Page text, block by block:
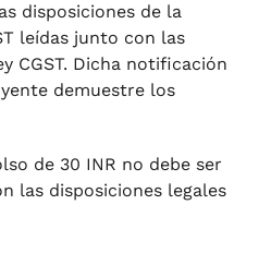
disposiciones de la
leídas junto con las
CGST. Dicha notificación
demuestre los
de 30 INR no debe ser
las disposiciones legales